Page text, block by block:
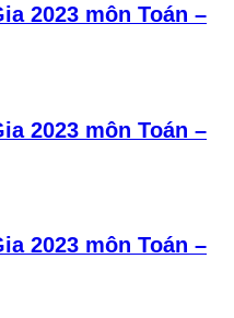
2023 môn Toán –
2023 môn Toán –
2023 môn Toán –